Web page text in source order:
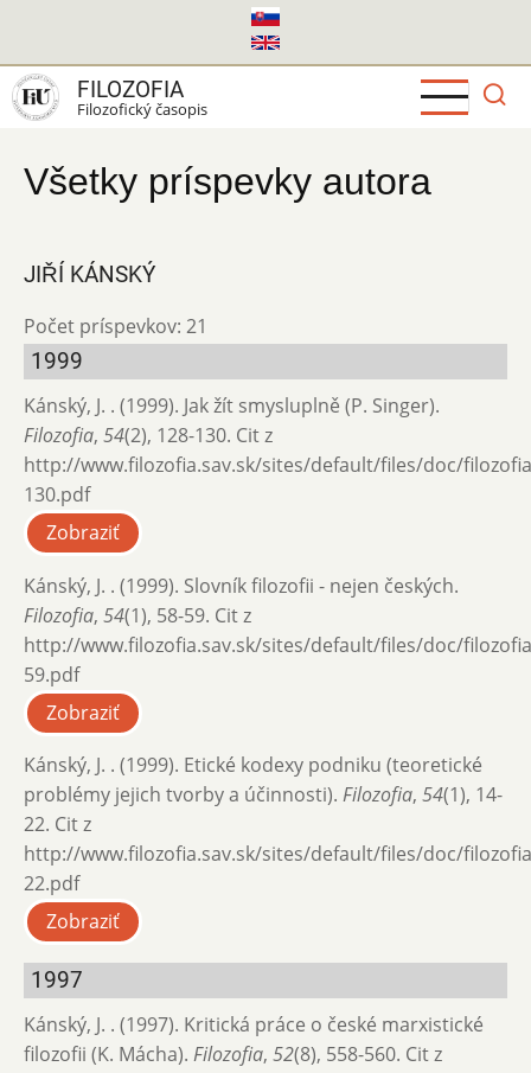
hlavný
obsah
FILOZOFIA
Filozofický časopis
Všetky príspevky autora
JIŘÍ KÁNSKÝ
Počet príspevkov: 21
1999
Kánský, J. . (1999). Jak žít smysluplně (P. Singer).
Filozofia, 54(2), 128-130. Cit z
http://www.filozofia.sav.sk/sites/default/files/doc/
130.pdf
Zobraziť
Kánský, J. . (1999). Slovník filozofii - nejen českých.
Filozofia, 54(1), 58-59. Cit z
http://www.filozofia.sav.sk/sites/default/files/doc/
59.pdf
Zobraziť
Kánský, J. . (1999). Etické kodexy podniku (teoretické
problémy jejich tvorby a účinnosti). Filozofia, 54(1), 14-
22. Cit z
http://www.filozofia.sav.sk/sites/default/files/doc/
22.pdf
Zobraziť
1997
Kánský, J. . (1997). Kritická práce o české marxistické
filozofii (K. Mácha). Filozofia, 52(8), 558-560. Cit z